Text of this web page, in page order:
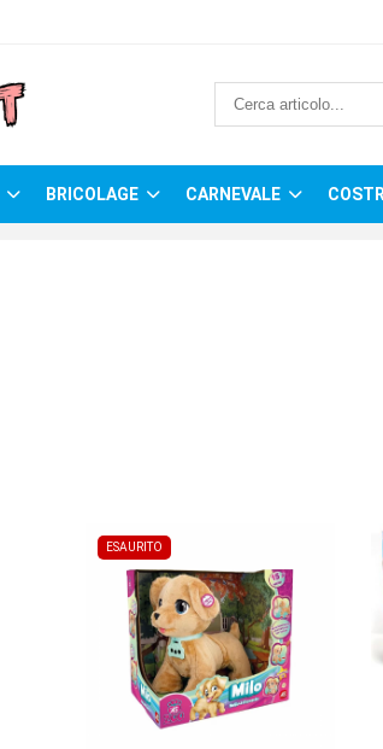
BRICOLAGE CARNEVALE
ESAURITO